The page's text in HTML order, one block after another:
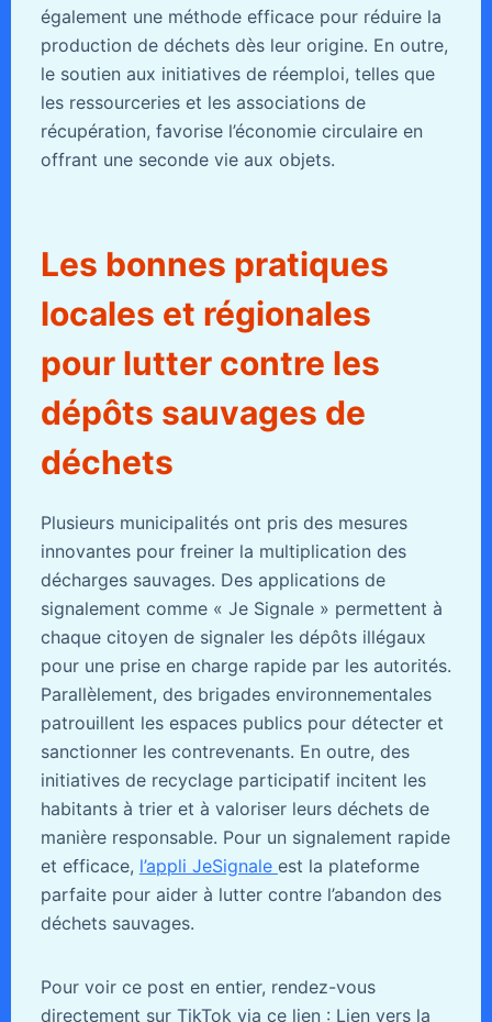
également une méthode efficace pour réduire la
production de déchets dès leur origine. En outre,
le soutien aux initiatives de réemploi, telles que
les ressourceries et les associations de
récupération, favorise l’économie circulaire en
offrant une seconde vie aux objets.
Les bonnes pratiques
locales et régionales
pour lutter contre les
dépôts sauvages de
déchets
Plusieurs municipalités ont pris des mesures
innovantes pour freiner la multiplication des
décharges sauvages. Des applications de
signalement comme « Je Signale » permettent à
chaque citoyen de signaler les dépôts illégaux
pour une prise en charge rapide par les autorités.
Parallèlement, des brigades environnementales
patrouillent les espaces publics pour détecter et
sanctionner les contrevenants. En outre, des
initiatives de recyclage participatif incitent les
habitants à trier et à valoriser leurs déchets de
manière responsable. Pour un signalement rapide
et efficace, l’appli JeSignale est la plateforme
parfaite pour aider à lutter contre l’abandon des
déchets sauvages.
Pour voir ce post en entier, rendez-vous
directement sur TikTok via ce lien : Lien vers la